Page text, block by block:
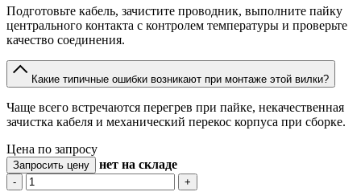
Подготовьте кабель, зачистите проводник, выполните пайку
центрального контакта с контролем температуры и проверьте
качество соединения.
Какие типичные ошибки возникают при монтаже этой вилки?
Чаще всего встречаются перегрев при пайке, некачественная
зачистка кабеля и механический перекос корпуса при сборке.
Цена по запросу
Запросить цену нет на складе
- +